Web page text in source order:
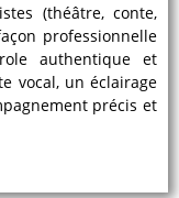
(théâtre, conte,
professionnelle
authentique et
vocal, un éclairage
précis et